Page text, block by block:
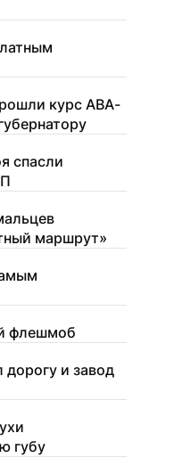
курс АВА-
спасли
маршрут»
флешмоб
дорогу и завод
губу